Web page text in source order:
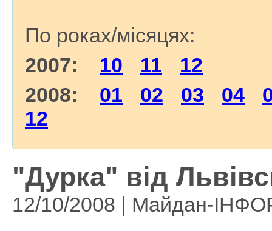
По роках/місяцях:
2007: 10 11
12
2008: 01 02 03 04
12
"Дурка" від
12/10/2008 | Майдан-